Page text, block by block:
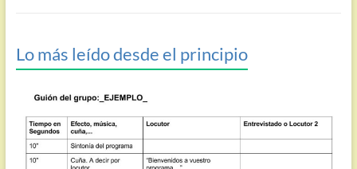
Lo más leído desde el principio